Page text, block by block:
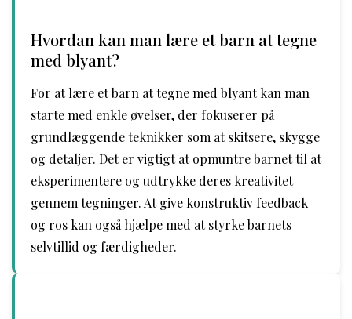
Hvordan kan man lære et barn at tegne
med blyant?
For at lære et barn at tegne med blyant kan man
starte med enkle øvelser, der fokuserer på
grundlæggende teknikker som at skitsere, skygge
og detaljer. Det er vigtigt at opmuntre barnet til at
eksperimentere og udtrykke deres kreativitet
gennem tegninger. At give konstruktiv feedback
og ros kan også hjælpe med at styrke barnets
selvtillid og færdigheder.